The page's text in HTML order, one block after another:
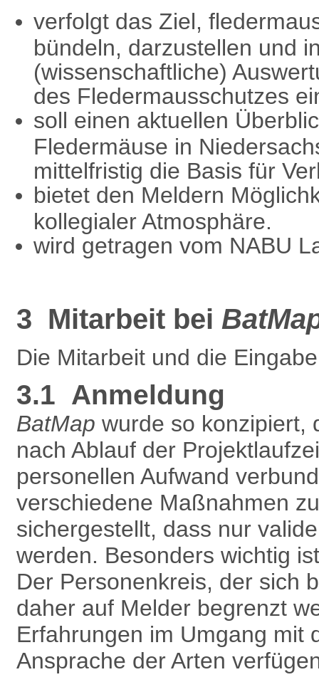
verfolgt das Ziel,
bündeln, darzustellen und
(wissenschaftliche)
des Fledermausschutzes
soll einen aktuellen
Fledermäuse in
mittelfristig die Basis für
bietet den Meldern
kollegialer Atmosphäre.
wird getragen vom NABU
3 Mitarbeit bei
Die Mitarbeit und die
3.1 Anmeldung
BatMap wurde so konzipiert,
nach Ablauf der
personellen Aufwand
verschiedene Maßnahmen
sichergestellt, dass nur
werden. Besonders wichtig
Der Personenkreis, der sich
daher auf Melder begrenzt
Erfahrungen im Umgang mit
Ansprache der Arten